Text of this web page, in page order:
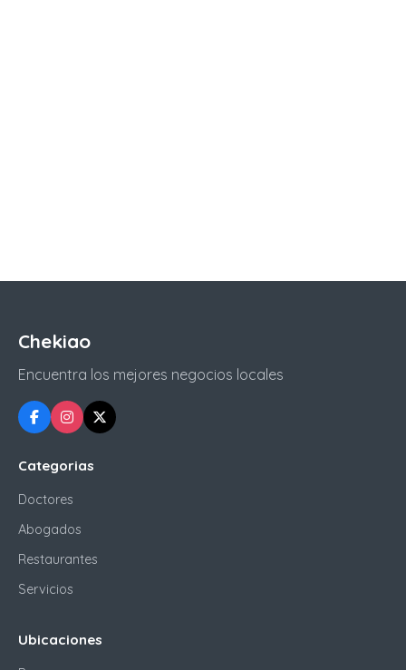
Chekiao
Encuentra los mejores negocios locales
Categorias
Doctores
Abogados
Restaurantes
Servicios
Ubicaciones